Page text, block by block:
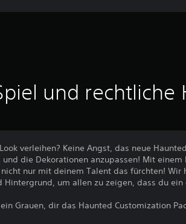
und rechtliche
verleihen? Keine Angst, das neue
die Dekorationen anzupassen! Mit
nur mit deinem Talent das fürchten! Wir
um allen zu zeigen, dass du
Grauen, dir das Haunted Customization